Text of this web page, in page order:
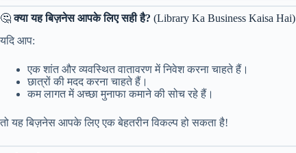
🤔क्या यह बिज़नेस आपके लिए सही है? (Library Ka Business Kaisa Hai)
यदि आप:
एक शांत और व्यवस्थित वातावरण में निवेश करना चाहते हैं।
छात्रों की मदद करना चाहते हैं।
कम लागत में अच्छा मुनाफा कमाने की सोच रहे हैं।
तो यह बिज़नेस आपके लिए एक बेहतरीन विकल्प हो सकता है!